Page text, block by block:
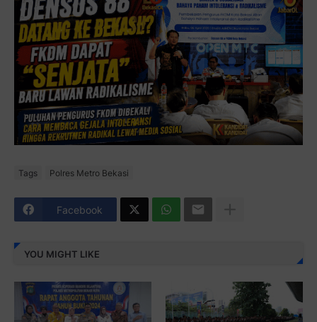
Tags Polres Metro Bekasi
Facebook
YOU MIGHT LIKE